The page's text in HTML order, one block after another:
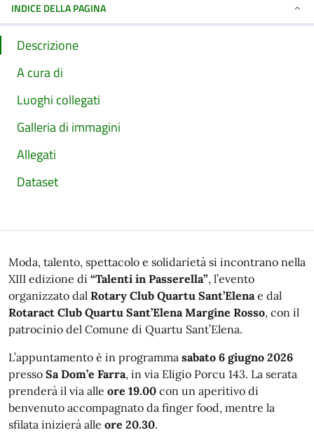
INDICE DELLA PAGINA
Descrizione
A cura di
Luoghi collegati
Galleria di immagini
Allegati
Dataset
Moda, talento, spettacolo e solidarietà si incontrano nella
XIII edizione di “Talenti in Passerella”, l’evento
organizzato dal Rotary Club Quartu Sant’Elenae dal
Rotaract Club Quartu Sant’Elena Margine Rosso, con il
patrocinio del Comune di Quartu Sant’Elena.
L’appuntamento è in programma sabato 6 giugno 2026
presso Sa Dom’e Farra, in via Eligio Porcu 143. La serata
prenderà il via alle ore 19.00 con un aperitivo di
benvenuto accompagnato da finger food, mentre la
sfilata inizierà alle ore 20.30.